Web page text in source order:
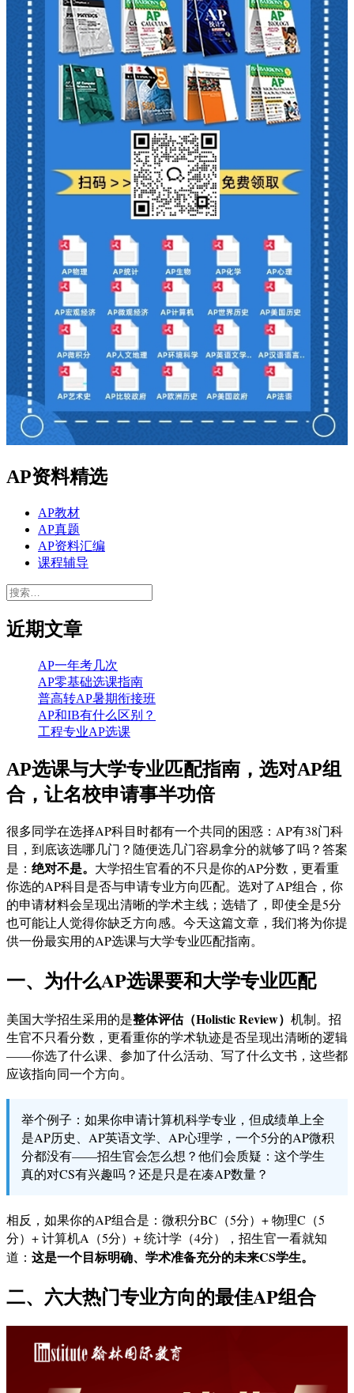
AP资料精选
AP教材
AP真题
AP资料汇编
课程辅导
搜
近期文章
AP一年考几次
AP零基础选课指南
普高转AP暑期衔接班
AP和IB有什么区别？
工程专业AP选课
AP选课与大学专业匹配指南，选对AP组
合，让名校申请事半功倍
很多同学在选择AP科目时都有一个共同的困惑：AP有38门科
目，到底该选哪几门？随便选几门容易拿分的就够了吗？答案
是： 绝对不是。 大学招生官看的不只是你的AP分数，更看重
你选的AP科目是否与申请专业方向匹配。选对了AP组合，你
的申请材料会呈现出清晰的学术主线；选错了，即使全是5分
也可能让人觉得你缺乏方向感。今天这篇文章，我们将为你提
供一份最实用的AP选课与大学专业匹配指南。
一、为什么AP选课要和大学专业匹配
美国大学招生采用的是整体评估（Holistic Review） 机制。招
生官不只看分数，更看重你的学术轨迹是否呈现出清晰的逻辑
——你选了什么课、参加了什么活动、写了什么文书，这些都
应该指向同一个方向。
举个例子：如果你申请计算机科学专业，但成绩单上全
是AP历史、AP英语文学、AP心理学，一个5分的AP微积
分都没有——招生官会怎么想？他们会质疑：这个学生
真的对CS有兴趣吗？还是只是在凑AP数量？
相反，如果你的AP组合是：微积分BC（5分）+ 物理C（5
分）+ 计算机A（5分）+ 统计学（4分），招生官一看就知
道： 这是一个目标明确、学术准备充分的未来CS学生。
二、六大热门专业方向的最佳AP组合